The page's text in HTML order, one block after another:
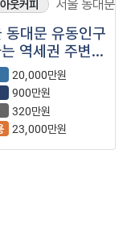
웃커피 서울 동대문구
대문 유동인구
역세권 주변
3100 가능한
랑받는
피★
20,000만원
900만원
320만원
23,000만원